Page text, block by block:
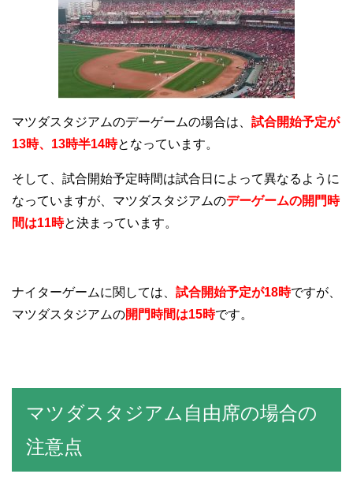
マツダスタジアムのデーゲームの場合は、 試合開始予定が
13時、13時半14時となっています。
そして、試合開始予定時間は試合日によって異なるように
なっていますが、マツダスタジアムのデーゲームの開門時
間は11時と決まっています。
ナイターゲームに関しては、 試合開始予定が18時ですが、
マツダスタジアムの開門時間は15時です。
マツダスタジアム自由席の場合の
注意点